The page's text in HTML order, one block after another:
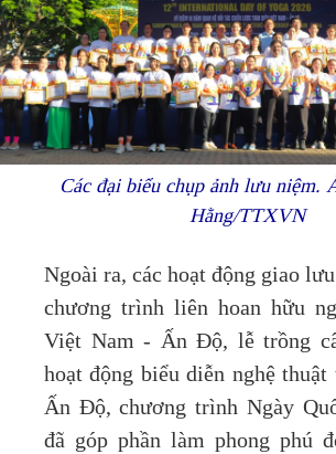
Các đại biểu chụp ảnh lưu niệm.
Hằng/TTXVN
Ngoài ra, các hoạt động giao
chương trình liên hoan hữu
Việt Nam - Ấn Độ, lễ trồng
hoạt động biểu diễn nghệ thuật
Ấn Độ, chương trình Ngày
đã góp phần làm phong phú